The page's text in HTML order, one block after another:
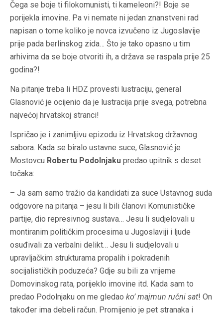
Čega se boje ti filokomunisti, ti kameleoni?! Boje se
porijekla imovine. Pa vi nemate ni jedan znanstveni rad
napisan o tome koliko je novca izvučeno iz Jugoslavije
prije pada berlinskog zida… Što je tako opasno u tim
arhivima da se boje otvoriti ih, a država se raspala prije 25
godina?!
Na pitanje treba li HDZ provesti lustraciju, general
Glasnović je ocijenio da je lustracija prije svega, potrebna
najvećoj hrvatskoj stranci!
Ispričao je i zanimljivu epizodu iz Hrvatskog državnog
sabora. Kada se biralo ustavne suce, Glasnović je
Mostovcu Robertu Podolnjaku predao upitnik s deset
točaka:
– Ja sam samo tražio da kandidati za suce Ustavnog suda
odgovore na pitanja – jesu li bili članovi Komunističke
partije, dio represivnog sustava… Jesu li sudjelovali u
montiranim političkim procesima u Jugoslaviji i ljude
osuđivali za verbalni delikt… Jesu li sudjelovali u
upravljačkim strukturama propalih i pokradenih
socijalističkih poduzeća? Gdje su bili za vrijeme
Domovinskog rata, porijeklo imovine itd. Kada sam to
predao Podolnjaku on me gledao ko’ majmun ručni sat! On
također ima debeli račun. Promijenio je pet stranaka i